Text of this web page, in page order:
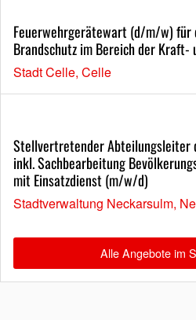
Feuerwehrgerätewart (d/m/w) für
Brandschutz im Bereich der
Stadt Celle, Celle
Stellvertretender Abteilungsleiter
inkl. Sachbearbeitung
mit Einsatzdienst (m/w/d)
Stadtverwaltung Neckarsulm,
Alle Angebote im